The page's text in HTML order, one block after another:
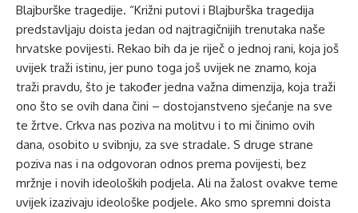
Blajburške tragedije. “Križni putovi i Blajburška tragedija
predstavljaju doista jedan od najtragičnijih trenutaka naše
hrvatske povijesti. Rekao bih da je riječ o jednoj rani, koja još
uvijek traži istinu, jer puno toga još uvijek ne znamo, koja
traži pravdu, što je također jedna važna dimenzija, koja traži
ono što se ovih dana čini – dostojanstveno sjećanje na sve
te žrtve. Crkva nas poziva na molitvu i to mi činimo ovih
dana, osobito u svibnju, za sve stradale. S druge strane
poziva nas i na odgovoran odnos prema povijesti, bez
mržnje i novih ideoloških podjela. Ali na žalost ovakve teme
uvijek izazivaju ideološke podjele. Ako smo spremni doista